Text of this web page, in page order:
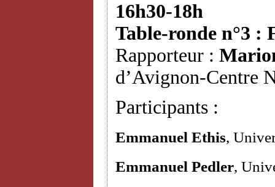
16h30-18h
Table-ronde n°3 :
Rapporteur :
d’Avignon-Centre
Participants :
Emmanuel Ethis,
Emmanuel Pedler,